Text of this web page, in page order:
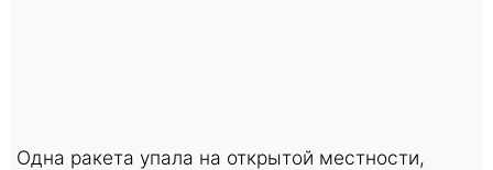
Одна ракета упала на открытой местности,